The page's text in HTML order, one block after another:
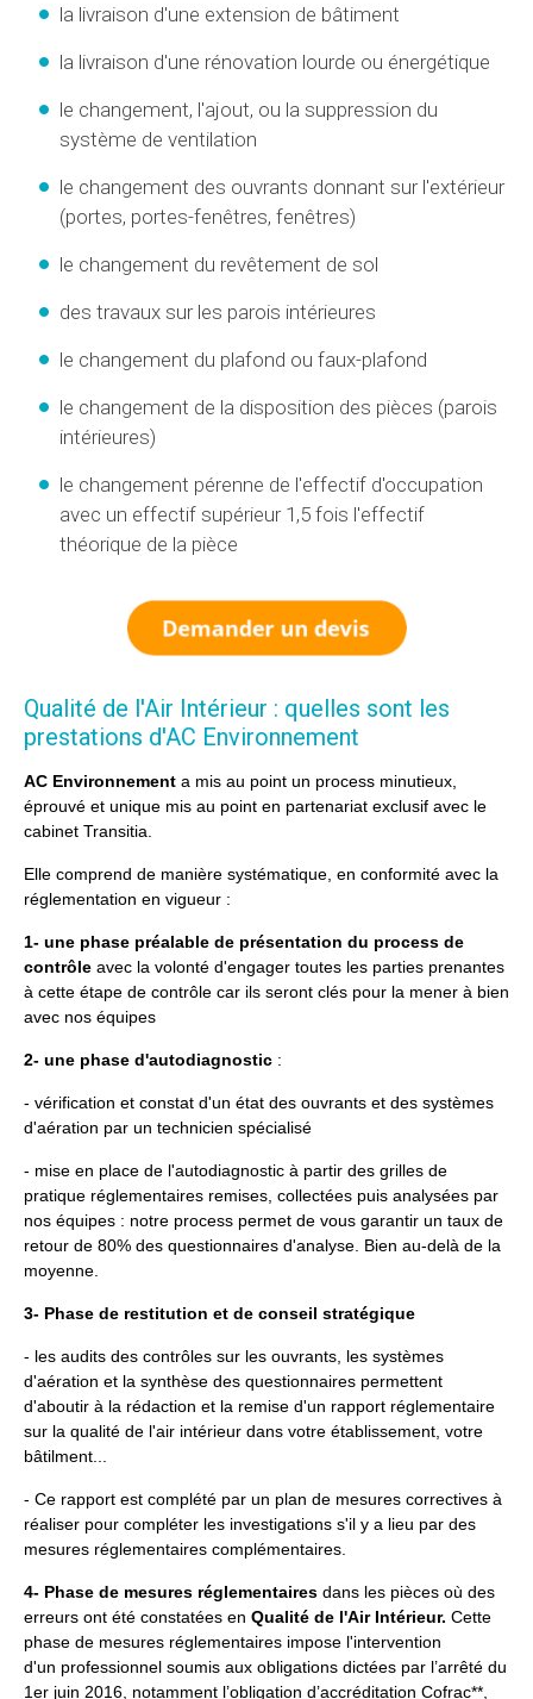
la livraison d'une extension de bâtiment
la livraison d'une rénovation lourde ou énergétique
le changement, l'ajout, ou la suppression du
système de ventilation
le changement des ouvrants donnant sur l'extérieur
(portes, portes-fenêtres, fenêtres)
le changement du revêtement de sol
des travaux sur les parois intérieures
le changement du plafond ou faux-plafond
le changement de la disposition des pièces (parois
intérieures)
le changement pérenne de l'effectif d'occupation
avec un effectif supérieur 1,5 fois l'effectif
théorique de la pièce
Qualité de l'Air Intérieur : quelles sont les
prestations d'AC Environnement
AC Environnement a mis au point un process minutieux,
éprouvé et unique mis au point en partenariat exclusif avec le
cabinet Transitia.
Elle comprend de manière systématique, en conformité avec la
réglementation en vigueur :
1- une phase préalable de présentation du process de
contrôle avec la volonté d'engager toutes les parties prenantes
à cette étape de contrôle car ils seront clés pour la mener à bien
avec nos équipes
2- une phase d'autodiagnostic :
- vérification et constat d'un état des ouvrants et des systèmes
d'aération par un technicien spécialisé
- mise en place de l'autodiagnostic à partir des grilles de
pratique réglementaires remises, collectées puis analysées par
nos équipes : notre process permet de vous garantir un taux de
retour de 80% des questionnaires d'analyse. Bien au-delà de la
moyenne.
3- Phase de restitution et de conseil stratégique
- les audits des contrôles sur les ouvrants, les systèmes
d'aération et la synthèse des questionnaires permettent
d'aboutir à la rédaction et la remise d'un rapport réglementaire
sur la qualité de l'air intérieur dans votre établissement, votre
bâtilment...
- Ce rapport est complété par un plan de mesures correctives à
réaliser pour compléter les investigations s'il y a lieu par des
mesures réglementaires complémentaires.
4- Phase de mesures réglementaires dans les pièces où des
erreurs ont été constatées en Qualité de l'Air Intérieur. Cette
phase de mesures réglementaires impose l'intervention
d'un professionnel soumis aux obligations dictées par l’arrêté du
1er juin 2016, notamment l’obligation d’accréditation Cofrac**,